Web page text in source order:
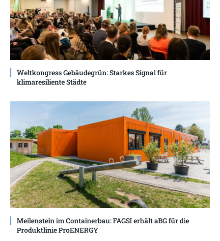
Weltkongress Gebäudegrün: Starkes Signal für
klimaresiliente Städte
Meilenstein im Containerbau: FAGSI erhält aBG für die
Produktlinie ProENERGY